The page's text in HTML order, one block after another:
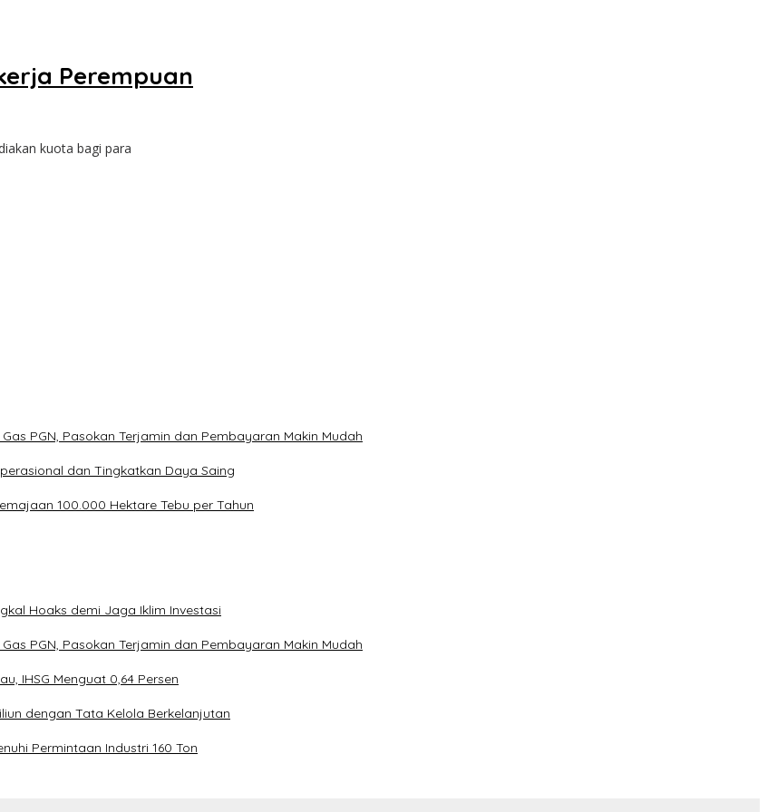
Perempuan
kuota bagi para
PGN, Pasokan Terjamin dan Pembayaran Makin Mudah
dan Tingkatkan Daya Saing
100.000 Hektare Tebu per Tahun
Hoaks demi Jaga Iklim Investasi
PGN, Pasokan Terjamin dan Pembayaran Makin Mudah
IHSG Menguat 0,64 Persen
dengan Tata Kelola Berkelanjutan
Permintaan Industri 160 Ton